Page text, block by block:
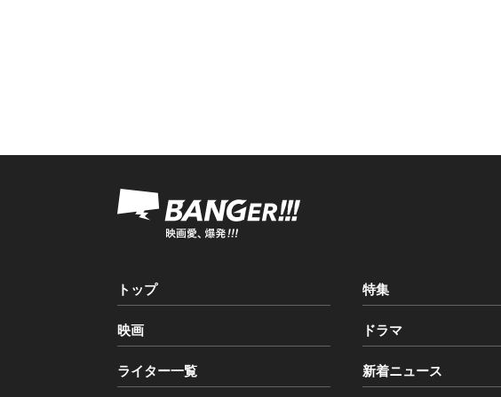
トップ 特集
映画 ドラマ
ライター一覧 新着ニュース